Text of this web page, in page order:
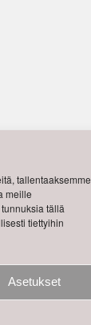
tallentaaksemme
meille
tällä
tiettyihin
Asetukset